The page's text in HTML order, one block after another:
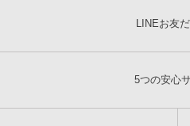
LINEお友
5つの安心